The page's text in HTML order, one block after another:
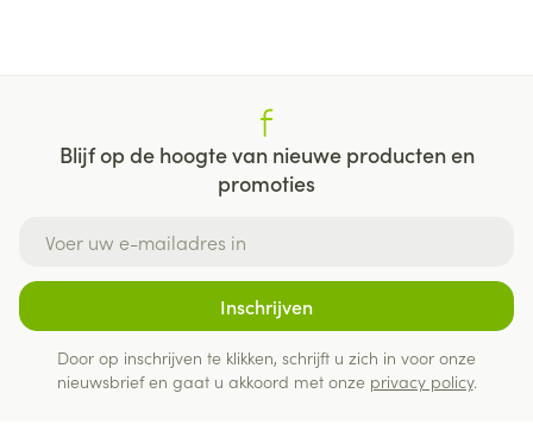
Blijf op de hoogte van nieuwe producten en
promoties
Inschrijven
Door op inschrijven te klikken, schrijft u zich in voor onze
nieuwsbrief en gaat u akkoord met onze privacy policy.